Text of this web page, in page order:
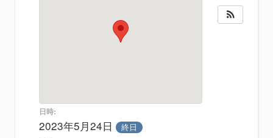
日時:
2023年5月24日 終日